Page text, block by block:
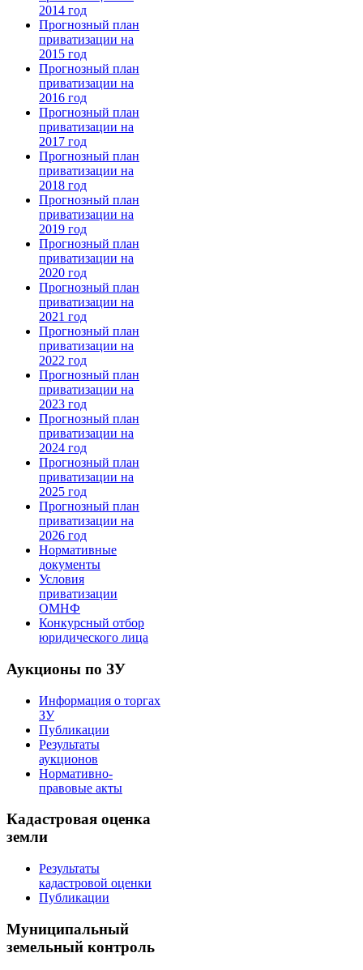
2014 год
Прогнозный план
приватизации на
2015 год
Прогнозный план
приватизации на
2016 год
Прогнозный план
приватизации на
2017 год
Прогнозный план
приватизации на
2018 год
Прогнозный план
приватизации на
2019 год
Прогнозный план
приватизации на
2020 год
Прогнозный план
приватизации на
2021 год
Прогнозный план
приватизации на
2022 год
Прогнозный план
приватизации на
2023 год
Прогнозный план
приватизации на
2024 год
Прогнозный план
приватизации на
2025 год
Прогнозный план
приватизации на
2026 год
Нормативные
документы
Условия
приватизации
ОМНФ
Конкурсный отбор
юридического лица
Аукционы по ЗУ
Информация о торгах
ЗУ
Публикации
Результаты
аукционов
Нормативно-
правовые акты
Кадастровая оценка
земли
Результаты
кадастровой оценки
Публикации
Муниципальный
земельный контроль